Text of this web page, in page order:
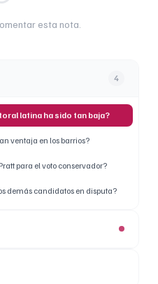
esta nota.
4
latina ha sido tan baja?
ventaja en los barrios?
para el voto conservador?
demás candidatos en disputa?